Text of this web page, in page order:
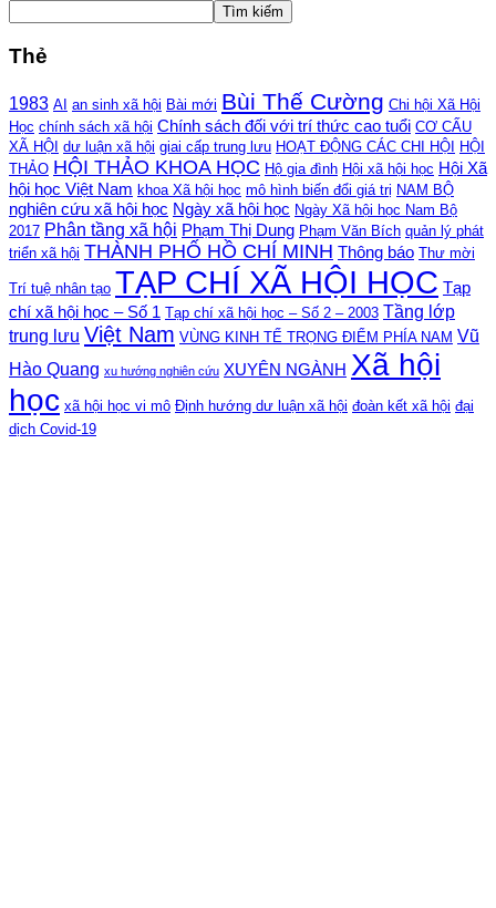
Tìm kiếm
Thẻ
1983 AI an sinh xã hội Bài mới Bùi Thế Cường Chi hội Xã Hội
Học chính sách xã hội Chính sách đối với trí thức cao tuổi CƠ CẤU
XÃ HỘI dư luận xã hội giai cấp trung lưu HOẠT ĐỘNG CÁC CHI HỘI
HỘI
THẢO HỘI THẢO KHOA HỌC Hộ gia đình Hội xã hội học Hội Xã
hội học Việt Nam khoa Xã hội học mô hình biến đổi giá trị NAM BỘ
nghiên cứu xã hội học Ngày xã hội học Ngày Xã hội học Nam Bộ
2017 Phân tầng xã hội Phạm Thị Dung Phạm Văn Bích quản lý phát
triển xã hội THÀNH PHỐ HỒ CHÍ MINH Thông báo Thư mời
Trí tuệ nhân tạo TẠP CHÍ XÃ HỘI HỌC Tạp
chí xã hội học – Số 1 Tạp chí xã hội học – Số 2 – 2003 Tầng lớp
trung lưu Việt Nam VÙNG KINH TẾ TRỌNG ĐIỂM PHÍA NAM Vũ
Hào Quang xu hướng nghiên cứu XUYÊN NGÀNH Xã hội
học xã hội học vi mô Định hướng dư luận xã hội đoàn kết xã hội đại
dịch Covid-19